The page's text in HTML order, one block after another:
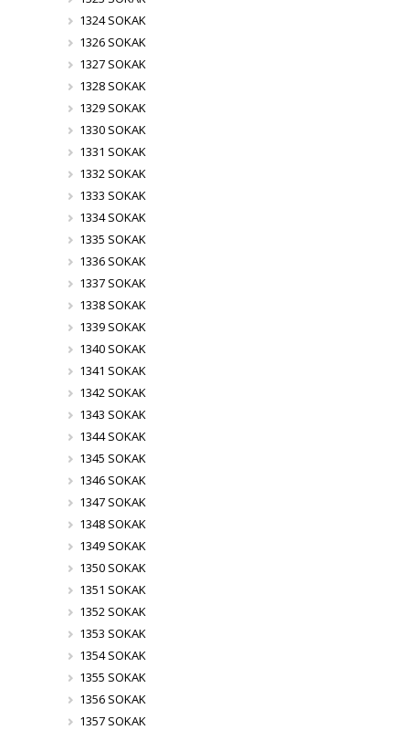
1324 SOKAK
1326 SOKAK
1327 SOKAK
1328 SOKAK
1329 SOKAK
1330 SOKAK
1331 SOKAK
1332 SOKAK
1333 SOKAK
1334 SOKAK
1335 SOKAK
1336 SOKAK
1337 SOKAK
1338 SOKAK
1339 SOKAK
1340 SOKAK
1341 SOKAK
1342 SOKAK
1343 SOKAK
1344 SOKAK
1345 SOKAK
1346 SOKAK
1347 SOKAK
1348 SOKAK
1349 SOKAK
1350 SOKAK
1351 SOKAK
1352 SOKAK
1353 SOKAK
1354 SOKAK
1355 SOKAK
1356 SOKAK
1357 SOKAK